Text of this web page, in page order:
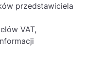
przedstawiciela
VAT,